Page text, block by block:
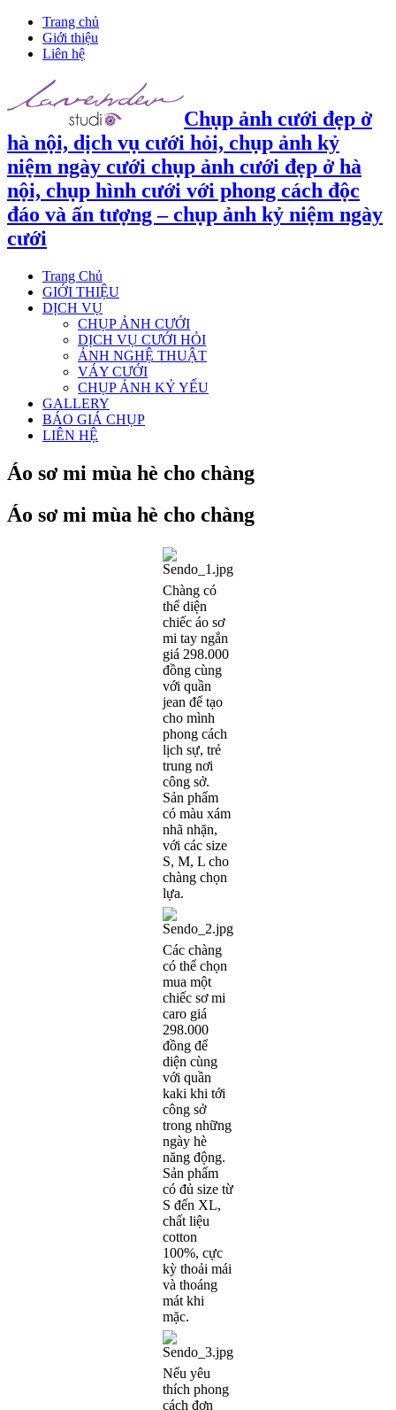
Trang chủ
Giới thiệu
Liên hệ
Chụp ảnh cưới đẹp ở
hà nội, dịch vụ cưới hỏi, chụp ảnh kỷ
niệm ngày cưới chụp ảnh cưới đẹp ở hà
nội, chụp hình cưới với phong cách độc
đáo và ấn tượng – chụp ảnh kỷ niệm ngày
cưới
Trang Chủ
GIỚI THIỆU
DỊCH VỤ
CHỤP ẢNH CƯỚI
DỊCH VỤ CƯỚI HỎI
ẢNH NGHỆ THUẬT
VÁY CƯỚI
CHỤP ẢNH KỶ YẾU
GALLERY
BÁO GIÁ CHỤP
LIÊN HỆ
Áo sơ mi mùa hè cho chàng
Áo sơ mi mùa hè cho chàng
Chàng có
thể diện
chiếc áo sơ
mi tay ngắn
giá 298.000
đồng cùng
với quần
jean để tạo
cho mình
phong cách
lịch sự, trẻ
trung nơi
công sở.
Sản phẩm
có màu xám
nhã nhặn,
với các size
S, M, L cho
chàng chọn
lựa.
Các chàng
có thể chọn
mua một
chiếc sơ mi
caro giá
298.000
đồng để
diện cùng
với quần
kaki khi tới
công sở
trong những
ngày hè
năng động.
Sản phẩm
có đủ size từ
S đến XL,
chất liệu
cotton
100%, cực
kỳ thoải mái
và thoáng
mát khi
mặc.
Nếu yêu
thích phong
cách đơn